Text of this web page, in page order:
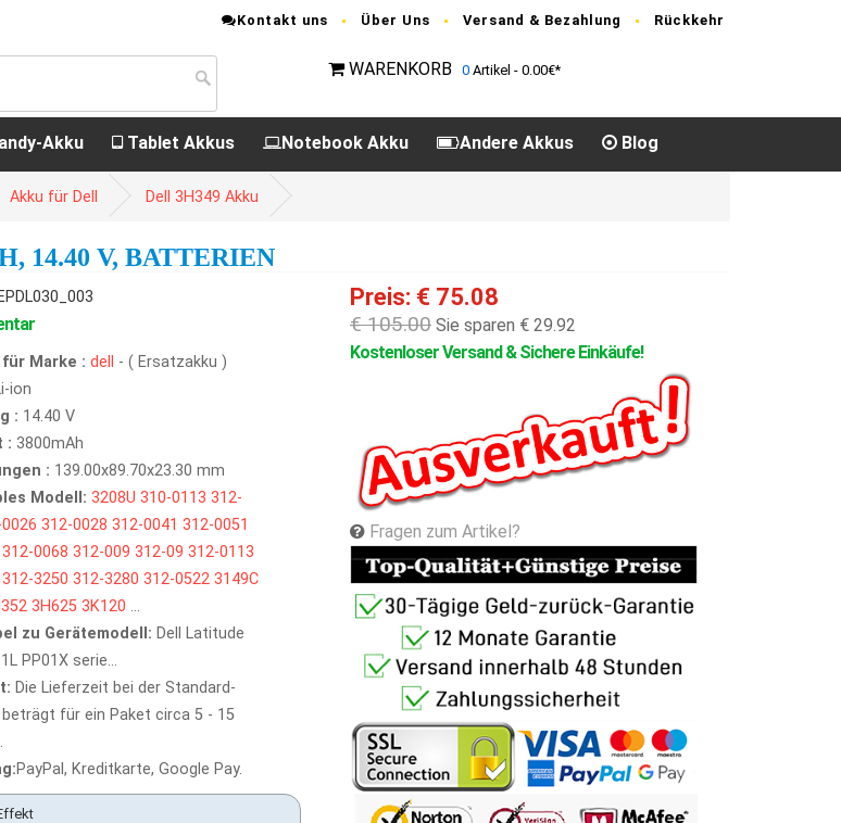
Kontakt uns Über Uns Versand & Bezahlung Rückkehr
WARENKORB 0 Artikel - 0.00€*
Akku Tablet Akkus Notebook Akku Andere Akkus Blog
Akku für Dell Dell 3H349 Akku
14.40 V, BATTERIEN
für Marke : dell - ( Ersatzakku )
ion
: 14.40 V
: 3800mAh
: 139.00x89.70x23.30 mm
Modell: 3208U 310-0113 312-
312-0028 312-0041 312-0051
312-0068 312-009 312-09 312-0113
312-3250 312-3280 312-0522 3149C
3H625 3K120 ...
zu Gerätemodell: Dell Latitude
PP01X serie...
Die Lieferzeit bei der Standard-
beträgt für ein Paket circa 5 - 15
PayPal, Kreditkarte, Google Pay.
Preis: € 75.08
€ 105.00 Sie sparen € 29.92
Kostenloser Versand & Sichere Einkäufe!
Fragen zum Artikel?